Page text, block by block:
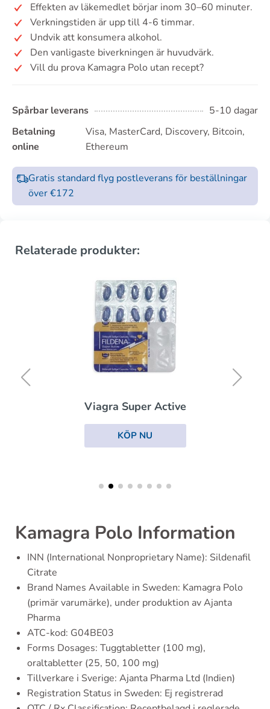
Effekten av läkemedlet börjar inom 30–60 minuter.
Verkningstiden är upp till 4-6 timmar.
Undvik att konsumera alkohol.
Den vanligaste biverkningen är huvudvärk.
Vill du prova Kamagra Polo utan recept?
Spårbar leverans
5-10 dagar
Betalning
online
Visa, MasterCard, Discovery, Bitcoin,
Ethereum
Gratis standard flyg postleverans för beställningar
över €172
Relaterade produkter:
Viagra Super Active
KÖP NU
Kamagra Polo Information
INN (International Nonproprietary Name): Sildenafil
Citrate
Brand Names Available in Sweden: Kamagra Polo
(primär varumärke), under produktion av Ajanta
Pharma
ATC-kod: G04BE03
Forms Dosages: Tuggtabletter (100 mg),
oraltabletter (25, 50, 100 mg)
Tillverkare i Sverige: Ajanta Pharma Ltd (Indien)
Registration Status in Sweden: Ej registrerad